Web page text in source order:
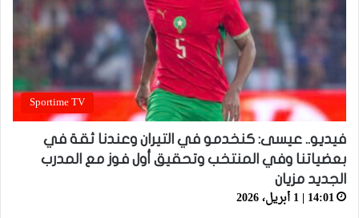
Sportime TV
فيديو.. عيسى: كنخدمو في التيران وعندنا ثقة في
بعضياتنا وفي المنتخب وتحقيق أول فوز مع المدرب
الجديد مزيان
14:01 | 1 أبريل، 2026